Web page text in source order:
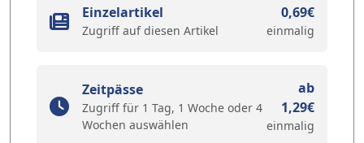
Einzelartikel
Zugriff auf diesen Artikel
0,69€
einmalig
Zeitpässe
Zugriff für 1 Tag, 1 Woche oder 4
Wochen auswählen
ab
1,29€
einmalig